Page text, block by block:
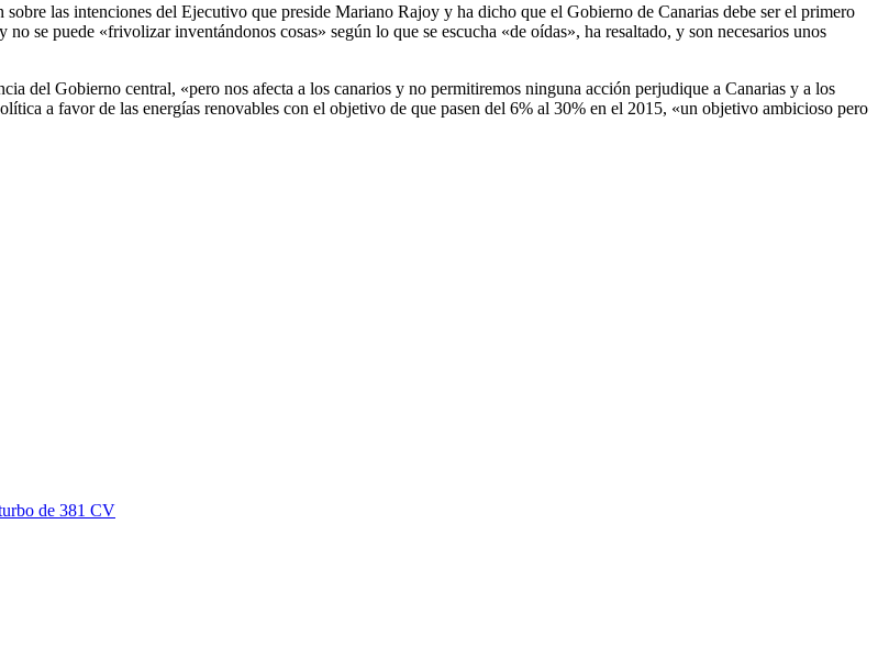
las intenciones del Ejecutivo que preside Mariano Rajoy y ha dicho que el Gobierno de Canarias debe ser el primero
se puede «frivolizar inventándonos cosas» según lo que se escucha «de oídas», ha resaltado, y son necesarios unos
del Gobierno central, «pero nos afecta a los canarios y no permitiremos ninguna acción perjudique a Canarias y a los
a favor de las energías renovables con el objetivo de que pasen del 6% al 30% en el 2015, «un objetivo ambicioso pero
de 381 CV